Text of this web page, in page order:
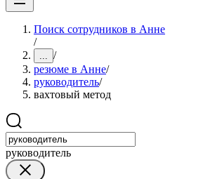
Поиск сотрудников в Анне
/
... /
резюме в Анне/
руководитель/
вахтовый метод
руководитель